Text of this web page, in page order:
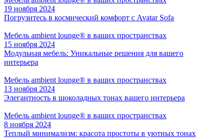
19 ноября 2024
Погрузитесь в космический комфорт с Avatar Sofa
Мебель ambient lounge® в ваших пространствах
15 ноября 2024
Модульная мебель: Уникальные решения для вашего
интерьера
Мебель ambient lounge® в ваших пространствах
13 ноября 2024
Элегантность в шоколадных тонах вашего интерьера
Мебель ambient lounge® в ваших пространствах
8 ноября 2024
Теплый минимализм: красота простоты в уютных тонах